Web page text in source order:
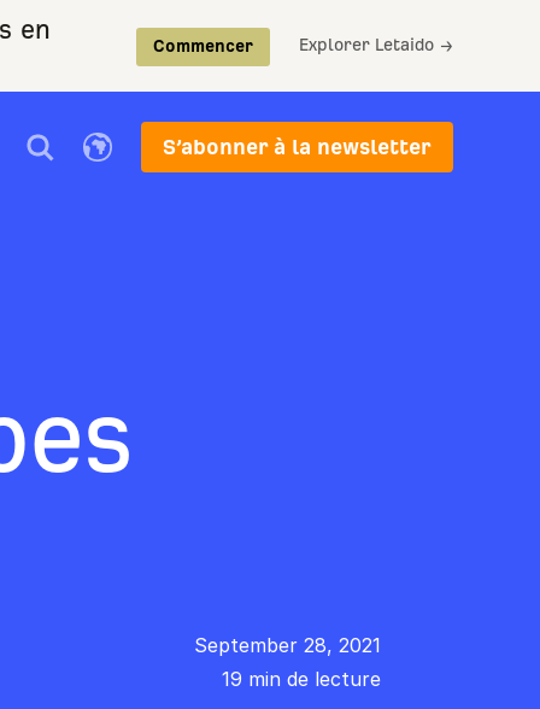
en
Commencer Explorer Letaido →
S’abonner à la newsletter
September 28, 2021
19 min de lecture